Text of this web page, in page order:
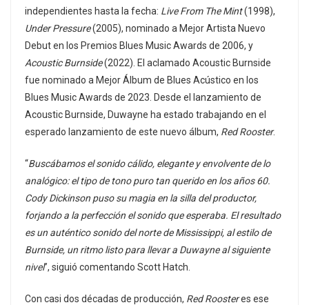
independientes hasta la fecha: Live From The Mint(1998),
Under Pressure(2005), nominado a Mejor Artista Nuevo
Debut en los Premios Blues Music Awards de 2006, y
Acoustic Burnside(2022). El aclamado Acoustic Burnside
fue nominado a Mejor Álbum de Blues Acústico en los
Blues Music Awards de 2023. Desde el lanzamiento de
Acoustic Burnside, Duwayne ha estado trabajando en el
esperado lanzamiento de este nuevo álbum, Red Rooster.
“Buscábamos el sonido cálido, elegante y envolvente de lo
analógico: el tipo de tono puro tan querido en los años 60.
Cody Dickinson puso su magia en la silla del productor,
forjando a la perfección el sonido que esperaba. El resultado
es un auténtico sonido del norte de Mississippi, al estilo de
Burnside, un ritmo listo para llevar a Duwayne al siguiente
nivel”, siguió comentando Scott Hatch.
Con casi dos décadas de producción, Red Roosteres ese